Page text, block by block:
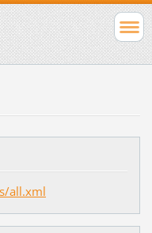
all.xml